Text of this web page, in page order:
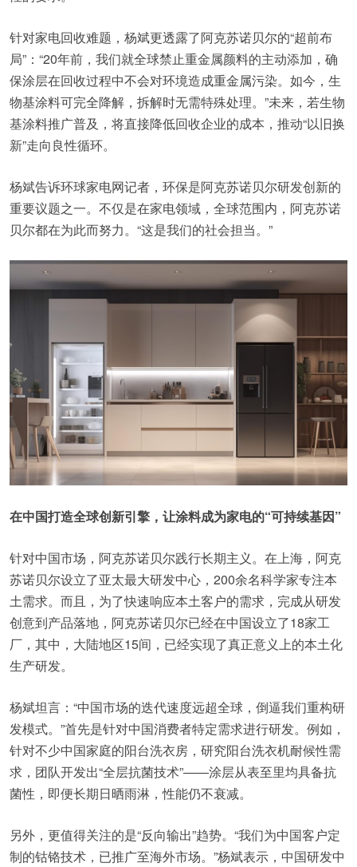
针对家电回收难题，杨斌更透露了阿克苏诺贝尔的“超前布
局”：“20年前，我们就全球禁止重金属颜料的主动添加，确
保涂层在回收过程中不会对环境造成重金属污染。如今，生
物基涂料可完全降解，拆解时无需特殊处理。”未来，若生物
基涂料推广普及，将直接降低回收企业的成本，推动“以旧换
新”走向良性循环。
杨斌告诉环球家电网记者，环保是阿克苏诺贝尔研发创新的
重要议题之一。不仅是在家电领域，全球范围内，阿克苏诺
贝尔都在为此而努力。“这是我们的社会担当。”
在中国打造全球创新引擎，让涂料成为家电的“可持续基因”
针对中国市场，阿克苏诺贝尔践行长期主义。在上海，阿克
苏诺贝尔设立了亚太最大研发中心，200余名科学家专注本
土需求。而且，为了快速响应本土客户的需求，完成从研发
创意到产品落地，阿克苏诺贝尔已经在中国设立了18家工
厂，其中，大陆地区15间，已经实现了真正意义上的本土化
生产研发。
杨斌坦言：“中国市场的迭代速度远超全球，倒逼我们重构研
发模式。”首先是针对中国消费者特定需求进行研发。例如，
针对不少中国家庭的阳台洗衣房，研究阳台洗衣机耐候性需
求，团队开发出“全层抗菌技术”——涂层从表至里均具备抗
菌性，即便长期日晒雨淋，性能仍不衰减。
另外，更值得关注的是“反向输出”趋势。“我们为中国客户定
制的钴铬技术，已推广至海外市场。”杨斌表示，中国研发中